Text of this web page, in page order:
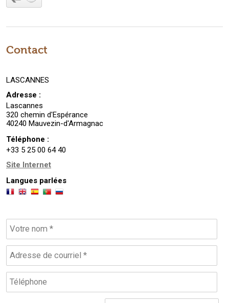
Contact
LASCANNES
Adresse :
Lascannes
320 chemin d'Espérance
40240 Mauvezin-d'Armagnac
Téléphone :
+33 5 25 00 64 40
Site Internet
Langues parlées